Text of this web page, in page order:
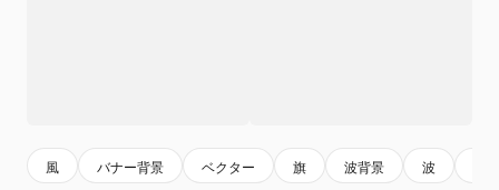
風 バナー背景 ベクター 旗 波背景 波